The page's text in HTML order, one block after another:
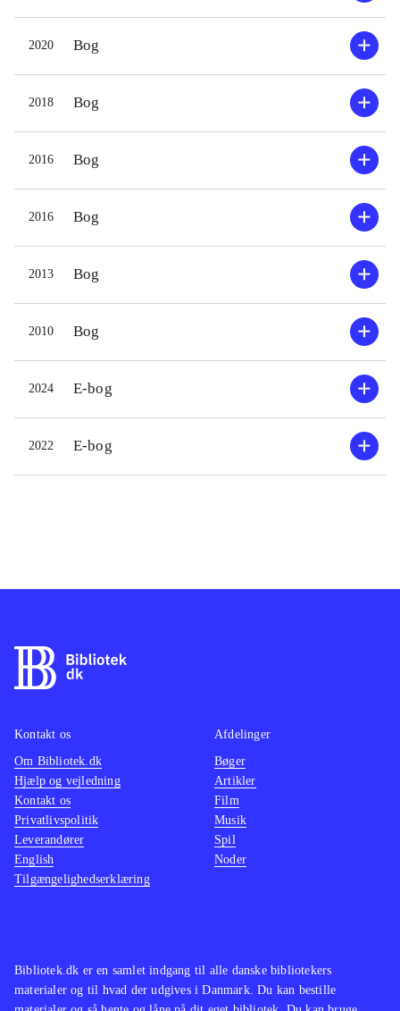
2020 Bog
2018 Bog
2016 Bog
2016 Bog
2013 Bog
2010 Bog
2024 E-bog
2022 E-bog
Bibliotek.dk er en samlet indgang til alle danske bibliotekers
materialer og til hvad der udgives i Danmark. Du kan bestille
Kontakt os
Om Bibliotek.dk
Hjælp og vejledning
Kontakt os
Privatlivspolitik
Leverandører
English
Tilgængelighedserklæring
Afdelinger
Bøger
Artikler
Film
Musik
Spil
Noder